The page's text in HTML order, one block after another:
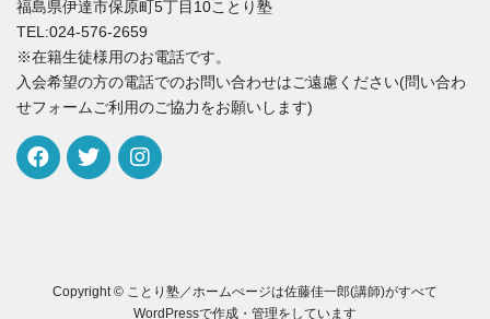
福島県伊達市保原町5丁目10ことり塾
TEL:024-576-2659
※在籍生徒様用のお電話です。
入会希望の方の電話でのお問い合わせはご遠慮ください(問い合わ
せフォームご利用のご協力をお願いします)
Copyright © ことり塾／ホームぺージは佐藤佳一郎(講師)がすべて
WordPressで作成・管理をしています